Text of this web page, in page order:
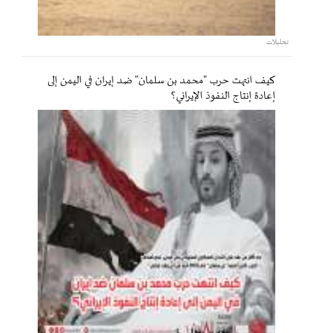
تحليلات
كيف انتهت حرب "محمد بن سلمان" ضد إيران في اليمن إلى
إعادة إنتاج النفوذ الإيراني؟